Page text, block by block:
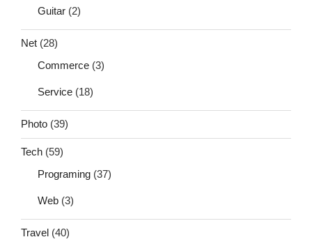
Guitar (2)
Net (28)
Commerce (3)
Service (18)
Photo (39)
Tech (59)
Programing (37)
Web (3)
Travel (40)